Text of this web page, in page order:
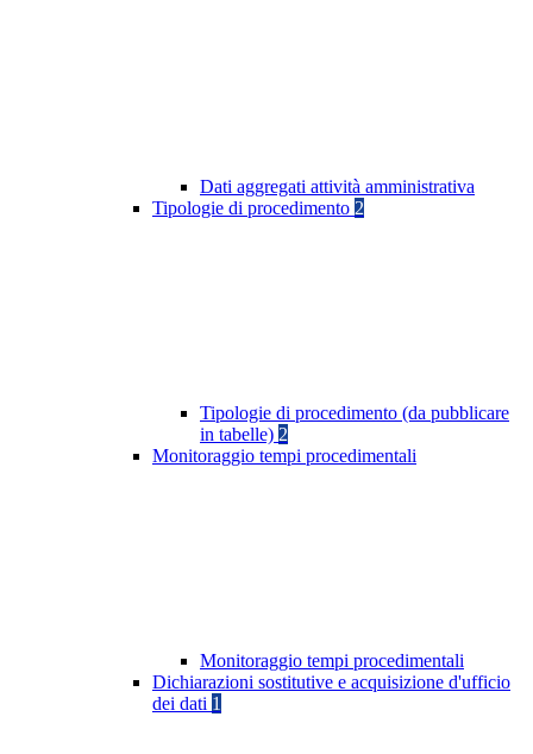
Dati aggregati attività amministrativa
Tipologie di procedimento 2
Tipologie di procedimento (da pubblicare
in tabelle) 2
Monitoraggio tempi procedimentali
Monitoraggio tempi procedimentali
Dichiarazioni sostitutive e acquisizione d'ufficio
dei dati 1